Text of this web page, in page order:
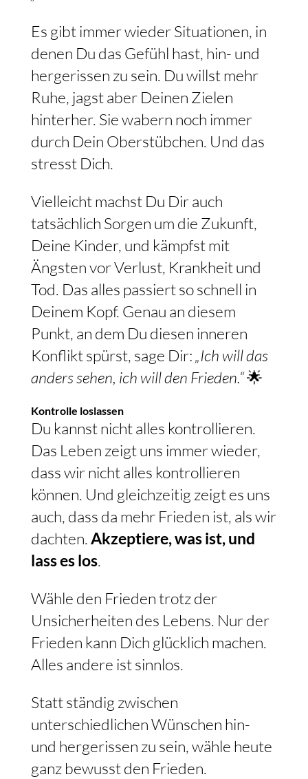
Es gibt immer wieder Situationen, in
denen Du das Gefühl hast, hin- und
hergerissen zu sein. Du willst mehr
Ruhe, jagst aber Deinen Zielen
hinterher. Sie wabern noch immer
durch Dein Oberstübchen. Und das
stresst Dich.
Vielleicht machst Du Dir auch
tatsächlich Sorgen um die Zukunft,
Deine Kinder, und kämpfst mit
Ängsten vor Verlust, Krankheit und
Tod. Das alles passiert so schnell in
Deinem Kopf. Genau an diesem
Punkt, an dem Du diesen inneren
Konflikt spürst, sage Dir:„Ich will das
anders sehen, ich will den Frieden.“🌟
Kontrolle loslassen
Du kannst nicht alles kontrollieren.
Das Leben zeigt uns immer wieder,
dass wir nicht alles kontrollieren
können. Und gleichzeitig zeigt es uns
auch, dass da mehr Frieden ist, als wir
dachten. Akzeptiere, was ist, und
lass es los.
Wähle den Frieden trotz der
Unsicherheiten des Lebens. Nur der
Frieden kann Dich glücklich machen.
Alles andere ist sinnlos.
Statt ständig zwischen
unterschiedlichen Wünschen hin-
und hergerissen zu sein, wähle heute
ganz bewusst den Frieden.